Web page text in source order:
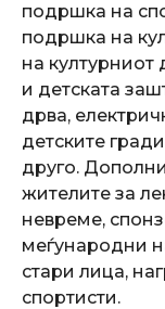
подршка на
подршка на
на
и детската
дрва,
детските
друго.
жителите за
невреме,
меѓународни
стари лица,
спортисти.